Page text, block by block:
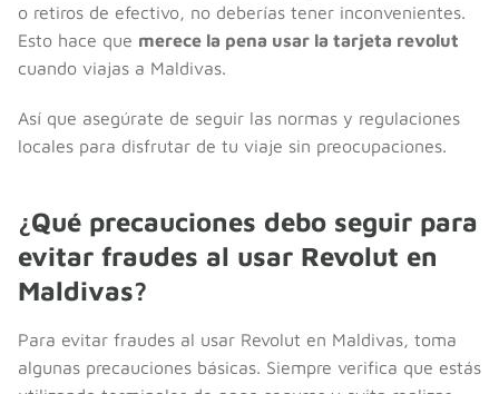
o retiros de efectivo, no deberías tener inconvenientes.
Esto hace que merece la pena usar la tarjeta revolut
cuando viajas a Maldivas.
Así que asegúrate de seguir las normas y regulaciones
locales para disfrutar de tu viaje sin preocupaciones.
¿Qué precauciones debo seguir para
evitar fraudes al usar Revolut en
Maldivas?
Para evitar fraudes al usar Revolut en Maldivas, toma
algunas precauciones básicas. Siempre verifica que estás